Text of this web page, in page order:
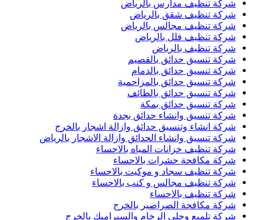
شركة تنظيف مدارس بالرياض
شركة تنظيف شقق بالرياض
شركة تنظيف مجالس بالرياض
شركة تنظيف فلل بالرياض
شركة تنظيف بالرياض
شركة تنسيق حدائق بالقصيم
شركة تنسيق حدائق بالدمام
شركة تنسيق حدائق بالمزاحمية
شركة تنسيق حدائق بالطائف
شركة تنسيق حدائق بمكة
شركة تنسيق وانشاء حدائق بجدة
شركة انشاء وتنسيق حدائق وازالة اشجار بالخرج
شركة تنسيق وانشاء الحدائق وازالة الاشجار بالرياض
شركة تنظيف خزانات المياه بالاحساء
شركة مكافحة حشرات بالاحساء
شركة تنظيف سجاد و موكيت بالاحساء
شركة تنظيف مجالس و كنب بالاحساء
شركة تنظيف بالاحساء
شركة مكافحة الصراصير بالخرج
شركة تلميع وجلى الرخام والسيراميك بالخرج